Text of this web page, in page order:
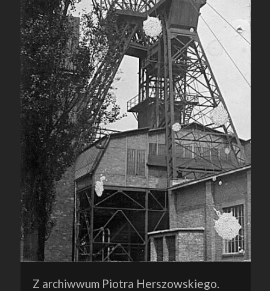
Z archiwwum Piotra Herszowskiego.